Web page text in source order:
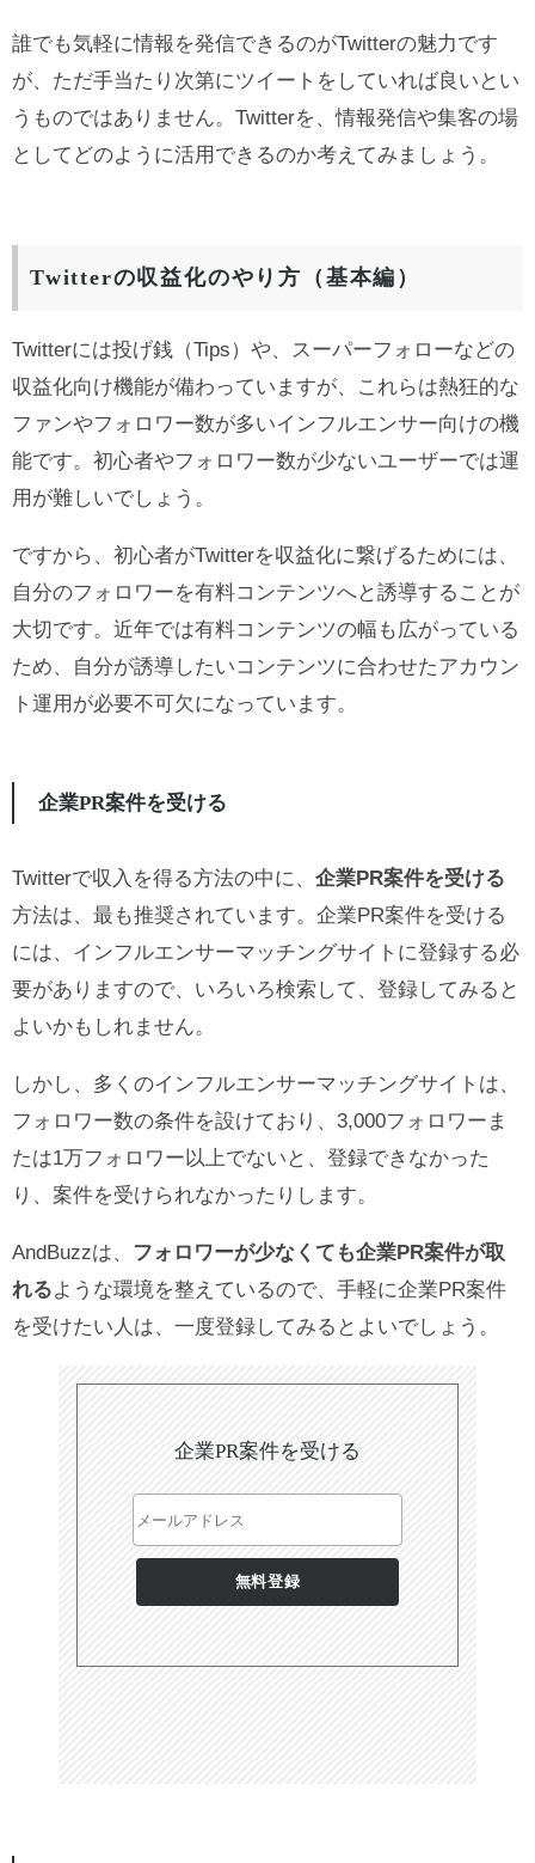
誰でも気軽に情報を発信できるのがTwitterの魅力です
が、ただ手当たり次第にツイートをしていれば良いとい
うものではありません。Twitterを、情報発信や集客の場
としてどのように活用できるのか考えてみましょう。
Twitterの収益化のやり方（基本編）
Twitterには投げ銭（Tips）や、スーパーフォローなどの
収益化向け機能が備わっていますが、これらは熱狂的な
ファンやフォロワー数が多いインフルエンサー向けの機
能です。初心者やフォロワー数が少ないユーザーでは運
用が難しいでしょう。
ですから、初心者がTwitterを収益化に繋げるためには、
自分のフォロワーを有料コンテンツへと誘導することが
大切です。近年では有料コンテンツの幅も広がっている
ため、自分が誘導したいコンテンツに合わせたアカウン
ト運用が必要不可欠になっています。
企業PR案件を受ける
Twitterで収入を得る方法の中に、 企業PR案件を受ける
方法は、最も推奨されています。企業PR案件を受ける
には、インフルエンサーマッチングサイトに登録する必
要がありますので、いろいろ検索して、登録してみると
よいかもしれません。
しかし、多くのインフルエンサーマッチングサイトは、
フォロワー数の条件を設けており、3,000フォロワーま
たは1万フォロワー以上でないと、登録できなかった
り、案件を受けられなかったりします。
AndBuzzは、 フォロワーが少なくても企業PR案件が取
れるような環境を整えているので、手軽に企業PR案件
を受けたい人は、一度登録してみるとよいでしょう。